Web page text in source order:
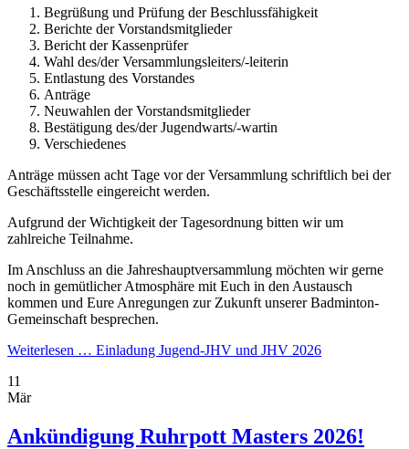
Begrüßung und Prüfung der Beschlussfähigkeit
Berichte der Vorstandsmitglieder
Bericht der Kassenprüfer
Wahl des/der Versammlungsleiters/-leiterin
Entlastung des Vorstandes
Anträge
Neuwahlen der Vorstandsmitglieder
Bestätigung des/der Jugendwarts/-wartin
Verschiedenes
Anträge müssen acht Tage vor der Versammlung schriftlich bei der
Geschäftsstelle eingereicht werden.
Aufgrund der Wichtigkeit der Tagesordnung bitten wir um
zahlreiche Teilnahme.
Im Anschluss an die Jahreshauptversammlung möchten wir gerne
noch in gemütlicher Atmosphäre mit Euch in den Austausch
kommen und Eure Anregungen zur Zukunft unserer Badminton-
Gemeinschaft besprechen.
Weiterlesen … Einladung Jugend-JHV und JHV 2026
11
Mär
Ankündigung Ruhrpott Masters 2026!